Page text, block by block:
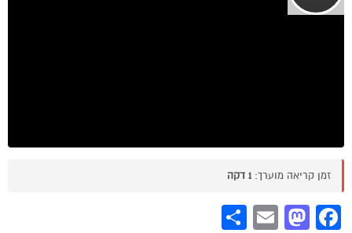
זמן קריאה מוערך: 1 דקה
Facebook
Mastodon
Email